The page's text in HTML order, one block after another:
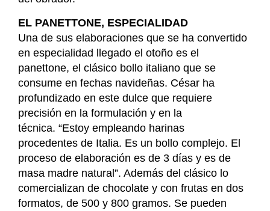
EL PANETTONE, ESPECIALIDAD
Una de sus elaboraciones que se ha convertido
en especialidad llegado el otoño es el
panettone, el clásico bollo italiano que se
consume en fechas navideñas. César ha
profundizado en este dulce que requiere
precisión en la formulación y en la
técnica. “Estoy empleando harinas
procedentes de Italia. Es un bollo complejo. El
proceso de elaboración es de 3 días y es de
masa madre natural”. Además del clásico lo
comercializan de chocolate y con frutas en dos
formatos, de 500 y 800 gramos. Se pueden